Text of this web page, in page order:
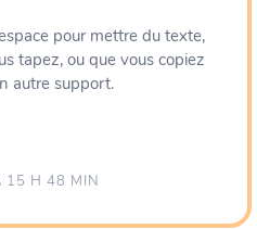
pour mettre du texte,
tapez, ou que vous copiez
autre support.
15 H 48 MIN